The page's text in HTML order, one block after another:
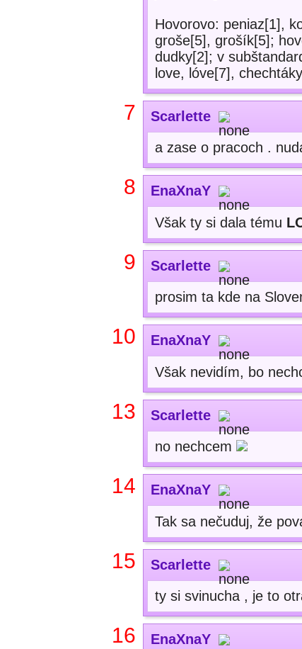
Hovorovo: peniaz[1],
groše[5], grošík[5];
dudky[2]; v
love, lóve[7],
7 Scarlette
a zase o pracoch .
8 EnaXnaY
Však ty si dala tému
9 Scarlette
prosim ta kde na
10 EnaXnaY
Však nevidím, bo
13 Scarlette
no nechcem
14 EnaXnaY
Tak sa nečuduj, že
15 Scarlette
ty si svinucha , je to
16 EnaXnaY